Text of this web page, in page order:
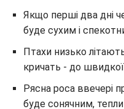
Якщо перші два дні
буде сухим і
Птахи низько
кричать - до швидкої
Рясна роса ввечері
буде сонячним,